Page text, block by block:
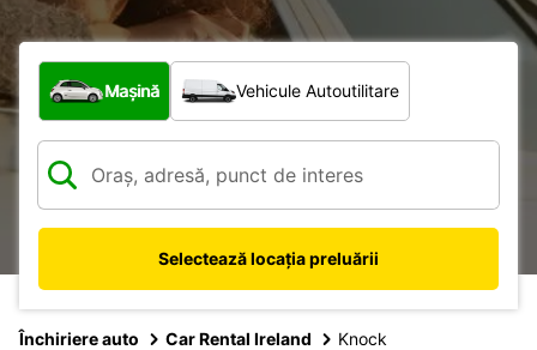
Ce tip de vehicul?
Mașină Vehicule Autoutilitare
Selectează locația preluării
Închiriere auto Car Rental Ireland Knock